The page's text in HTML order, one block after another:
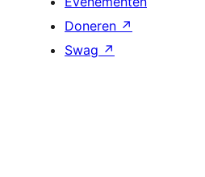
Doneren ↗
Swag ↗